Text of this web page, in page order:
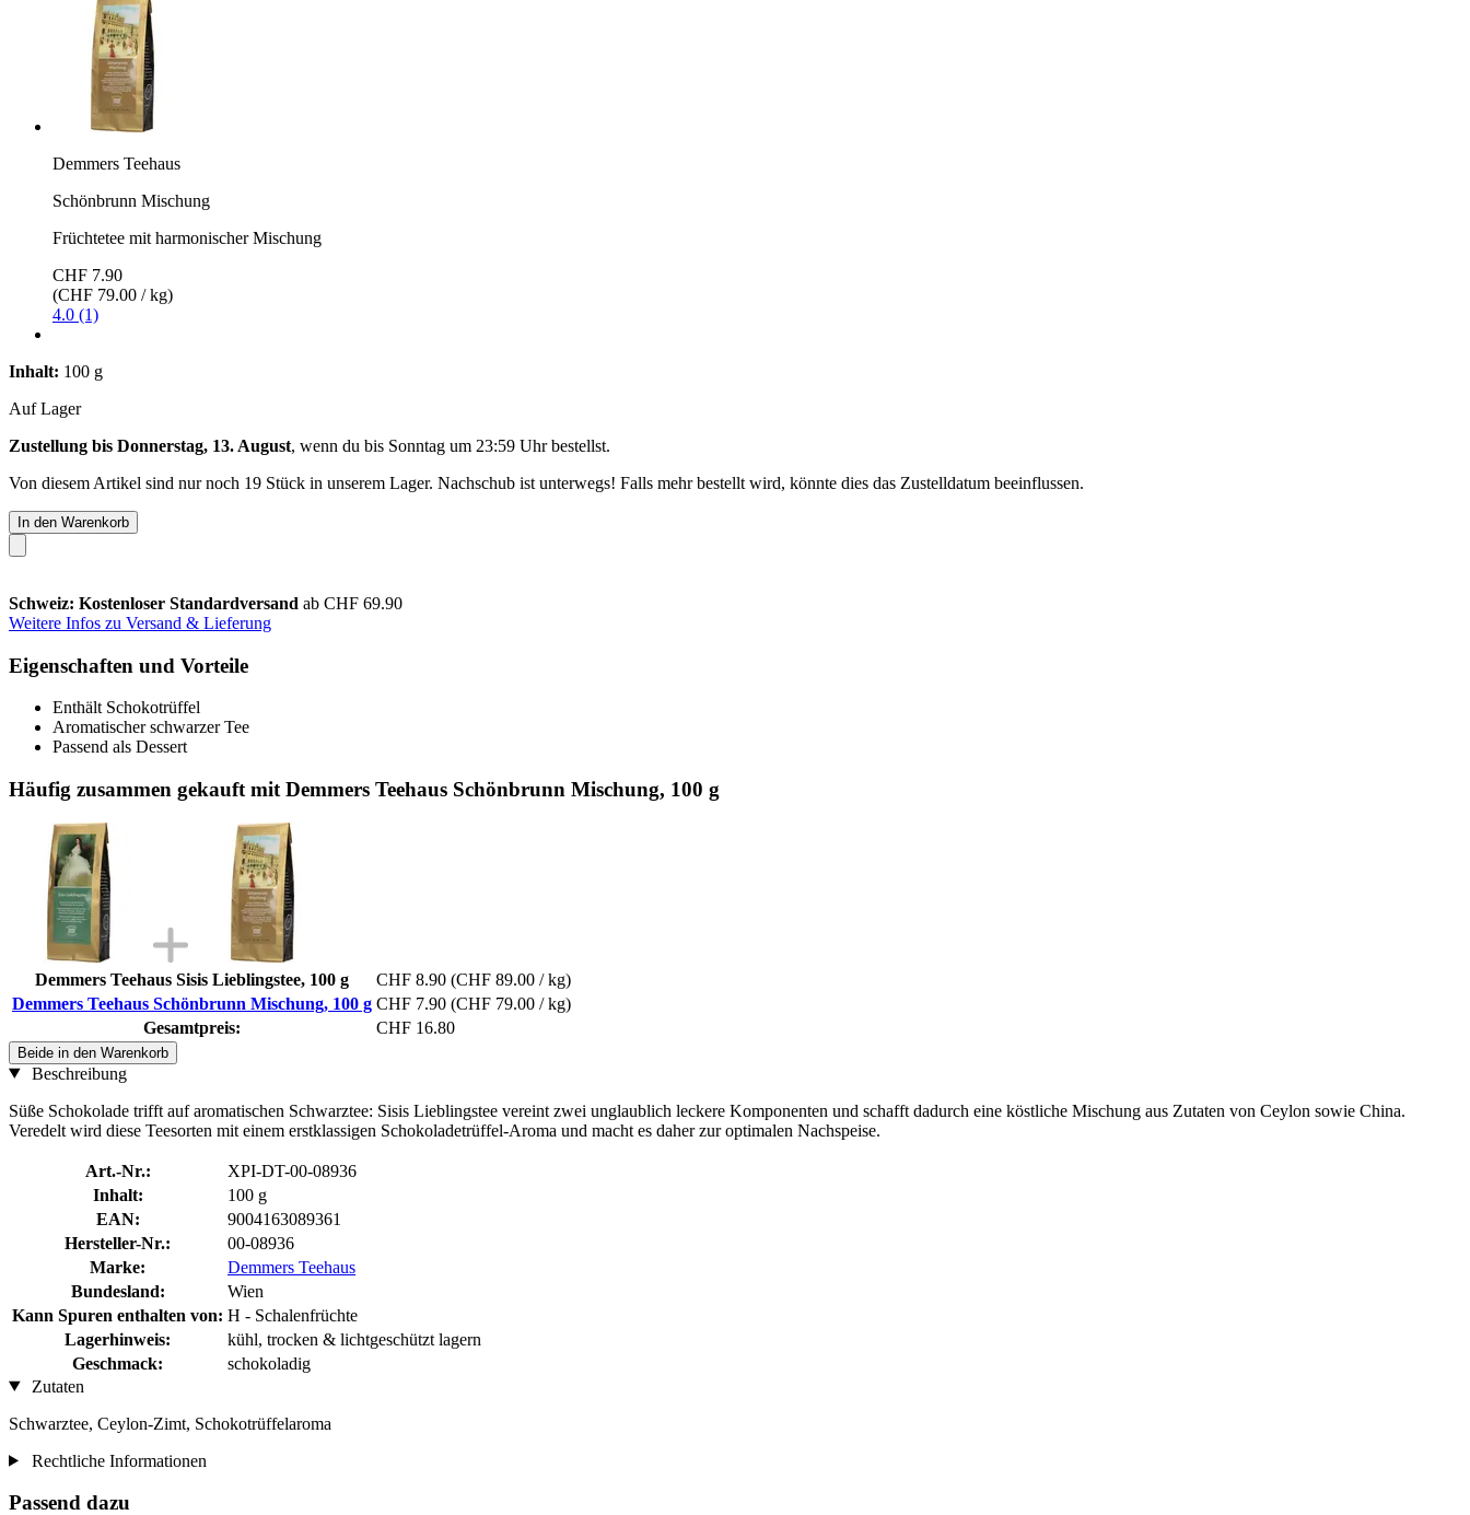
Demmers Teehaus
Schönbrunn Mischung
Früchtetee mit harmonischer Mischung
CHF 7.90
(CHF 79.00 / kg)
4.0 (1)
Inhalt: 100 g
Auf Lager
Zustellung bis Donnerstag, 13. August, wenn du bis Sonntag um 23:59 Uhrbestellst.
Von diesem Artikel sind nur noch 19 Stück in unserem Lager. Nachschub ist unterwegs! Falls mehr bestellt wird, könnte dies das Zustelldatum beeinflussen.
In den Warenkorb
Schweiz: Kostenloser Standardversand ab CHF 69.90
Weitere Infos zu Versand & Lieferung
Eigenschaften und Vorteile
Enthält Schokotrüffel
Aromatischer schwarzer Tee
Passend als Dessert
Häufig zusammen gekauft mit Demmers Teehaus Schönbrunn Mischung, 100 g
Demmers Teehaus Sisis Lieblingstee, 100 g CHF 8.90 (CHF 89.00 / kg)
Demmers Teehaus Schönbrunn Mischung, 100 g CHF 7.90 (CHF 79.00 / kg)
Gesamtpreis:
CHF 16.80
Beide in den Warenkorb
Beschreibung
Süße Schokolade trifft auf aromatischen Schwarztee: Sisis Lieblingstee vereint zwei unglaublich leckere Komponenten und schafft dadurch eine köstliche Mischung aus Zutaten von Ceylon sowie China.
Veredelt wird diese Teesorten mit einem erstklassigen Schokoladetrüffel-Aroma und macht es daher zur optimalen Nachspeise.
Art.-Nr.:
XPI-DT-00-08936
Inhalt:
100 g
EAN:
9004163089361
Hersteller-Nr.:
00-08936
Marke:
Demmers Teehaus
Bundesland:
Wien
Kann Spuren enthalten von: H - Schalenfrüchte
Lagerhinweis:
kühl, trocken & lichtgeschützt lagern
Geschmack:
schokoladig
Zutaten
Schwarztee, Ceylon-Zimt, Schokotrüffelaroma
Rechtliche Informationen
Passend dazu